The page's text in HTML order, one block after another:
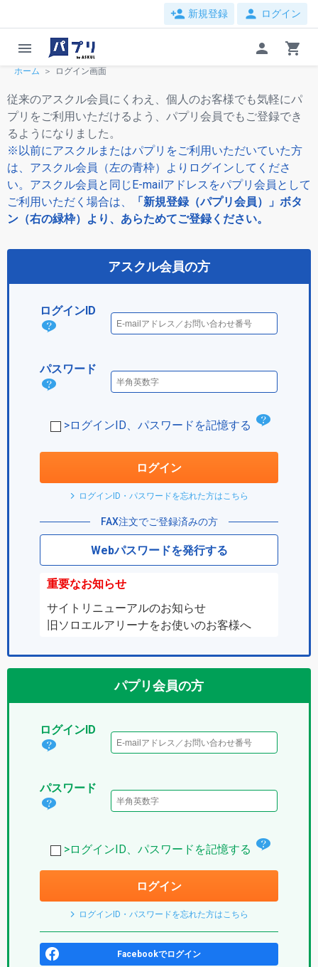
person_add 新規登録 person ログイン
menu person shopping_cart
ホーム ログイン画面
従来のアスクル会員にくわえ、個人のお客様でも気軽にパ
プリをご利用いただけるよう、パプリ会員でもご登録でき
るようになりました。
※以前にアスクルまたはパプリをご利用いただいていた方
は、アスクル会員（左の青枠）よりログインしてくださ
い。アスクル会員と同じE-mailアドレスをパプリ会員として
ご利用いただく場合は、
「新規登録（パプリ会員）」ボタ
ン（右の緑枠）より、あらためてご登録ください。
アスクル会員の方
ログインID
ログ
IDと
パスワード
パス
ド
は？
>ログインID、パスワードを記憶する
ク
ッ
ログイン
ログインID・パスワードを忘れた方はこちら
FAX注文でご登録済みの方
Webパスワードを発行する
重要なお知らせ
サイトリニューアルのお知らせ
旧ソロエルアリーナをお使いのお客様へ
パプリ会員の方
ログインID
ログ
IDと
プ
パスワード
パス
ド
は？
リ)
>ログインID、パスワードを記憶する
ェ
ボ
ログイン
ログインID・パスワードを忘れた方はこちら
Facebookでログイン